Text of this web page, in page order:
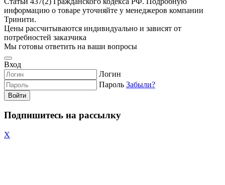
информацию о товаре уточняйте у менеджеров компании
Тринити.
Цены рассчитываются индивидуально и зависят от
потребностей заказчика
Мы готовы ответить на ваши вопросы
Вход
Логин
Пароль Забыли?
Войти
Подпишитесь на рассылку
X